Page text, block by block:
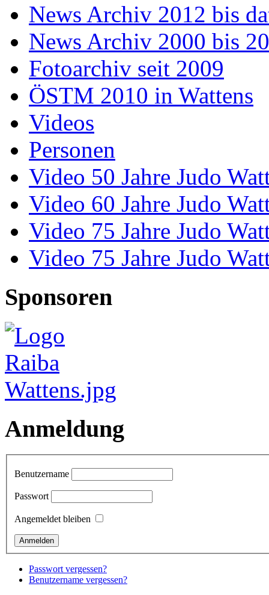
News Archiv 2012 bis
News Archiv 2000 bis
Fotoarchiv seit 2009
ÖSTM 2010 in Wattens
Videos
Personen
Video 50 Jahre Judo
Video 60 Jahre Judo
Video 75 Jahre Judo
Video 75 Jahre Judo
Sponsoren
Anmeldung
Benutzername
Passwort
Angemeldet bleiben
Passwort vergessen?
Benutzername vergessen?